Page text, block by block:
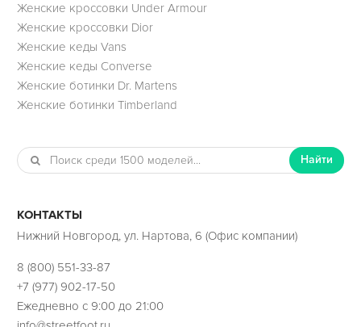
Женские кроссовки Under Armour
Женские кроссовки Dior
Женские кеды Vans
Женские кеды Converse
Женские ботинки Dr. Martens
Женские ботинки Timberland
Найти
КОНТАКТЫ
Нижний Новгород, ул. Нартова, 6 (Офис компании)
8 (800) 551-33-87
+7 (977) 902-17-50
Ежедневно с 9:00 до 21:00